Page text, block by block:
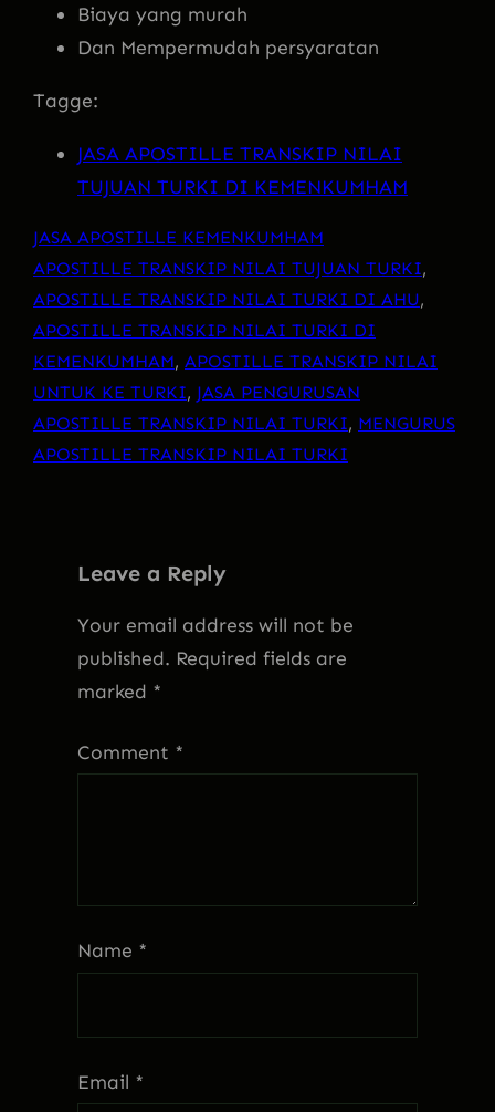
Biaya yang murah
Dan Mempermudah persyaratan
Tagge:
JASA APOSTILLE TRANSKIP NILAI
TUJUAN TURKI DI KEMENKUMHAM
JASA APOSTILLE KEMENKUMHAM
APOSTILLE TRANSKIP NILAI TUJUAN TURKI
APOSTILLE TRANSKIP NILAI TURKI DI AHU
APOSTILLE TRANSKIP NILAI TURKI DI
KEMENKUMHAM, APOSTILLE TRANSKIP NILAI
UNTUK KE TURKI, JASA PENGURUSAN
APOSTILLE TRANSKIP NILAI TURKI, MENGURUS
APOSTILLE TRANSKIP NILAI TURKI
Leave a Reply
Your email address will not be
published. Required fields are
marked *
Comment *
Name *
Email *